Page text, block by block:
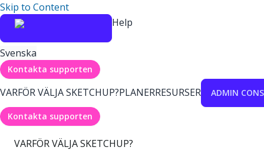
Skip to Content
Help
Svenska
Kontakta supporten
VARFÖR VÄLJA SKETCHUP?PLANERRESURSER ADMIN
Kontakta supporten
VARFÖR VÄLJA SKETCHUP?